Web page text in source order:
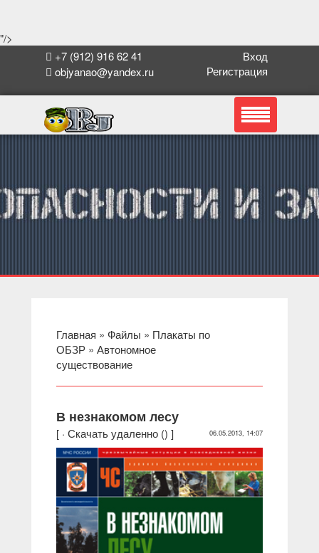
"/>
+7 (912) 916 62 41
objyanao@yandex.ru
Вход
Регистрация
Главная » Файлы » Плакаты по
ОБЗР » Автономное
существование
В незнакомом лесу
[ · Скачать удаленно () ] 06.05.2013, 14:07